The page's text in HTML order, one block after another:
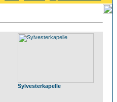
Sylvesterkapelle